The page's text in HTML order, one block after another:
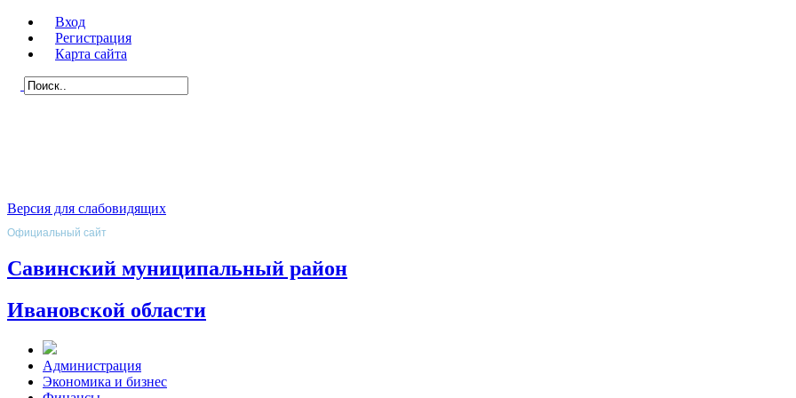
Вход
Регистрация
Карта сайта
Версия для слабовидящих
Официальный сайт
Савинский муниципальный район
Ивановской области
Администрация
Экономика и бизнес